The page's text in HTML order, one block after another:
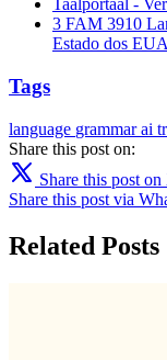
Taalportaal -
3 FAM 3910
Estado dos
Tags
language grammarai
Share this post on:
Share this post on
Share this post via
Related Posts